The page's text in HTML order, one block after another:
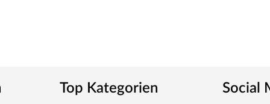
Top Kategorien Social